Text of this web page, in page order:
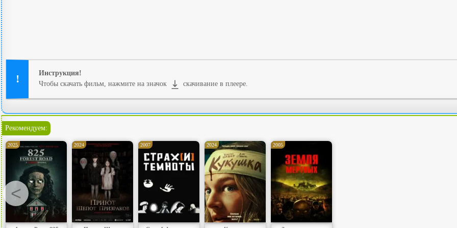
Инструкция!
Чтобы скачать фильм, нажмите на значок
скачивание в плеере.
Рекомендуем:
2025 2024 2007 2024 2005
<